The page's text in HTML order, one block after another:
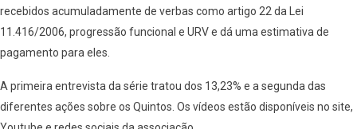
recebidos acumuladamente de verbas como artigo 22 da Lei
11.416/2006, progressão funcional e URV e dá uma estimativa de
pagamento para eles.
A primeira entrevista da série tratou dos 13,23% e a segunda das
diferentes ações sobre os Quintos. Os vídeos estão disponíveis no site,